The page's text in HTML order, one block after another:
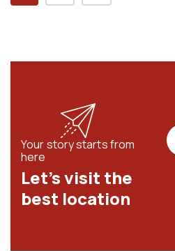
Your story starts from
here
Let’s visit the
best location